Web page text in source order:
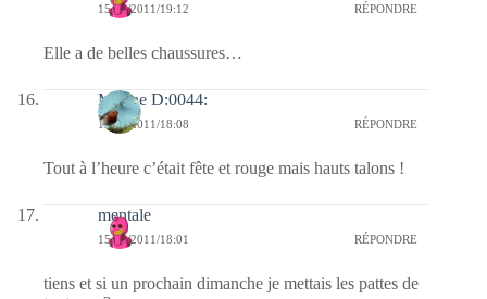
15/10/2011/19:12 RÉPONDRE
Elle a de belles chaussures…
Marine D:0044:
15/10/2011/18:08 RÉPONDRE
Tout à l’heure c’était fête et rouge mais hauts talons !
mentale
15/10/2011/18:01 RÉPONDRE
tiens et si un prochain dimanche je mettais les pattes de